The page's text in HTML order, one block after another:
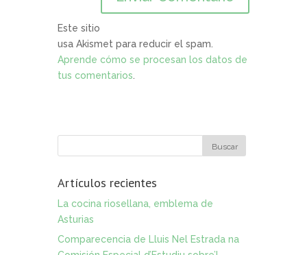
Este sitio
usa Akismet para reducir el spam.
Aprende cómo se procesan los datos de
tus comentarios
Artículos recientes
La cocina riosellana, emblema de
Asturias
Comparecencia de Lluis Nel Estrada na